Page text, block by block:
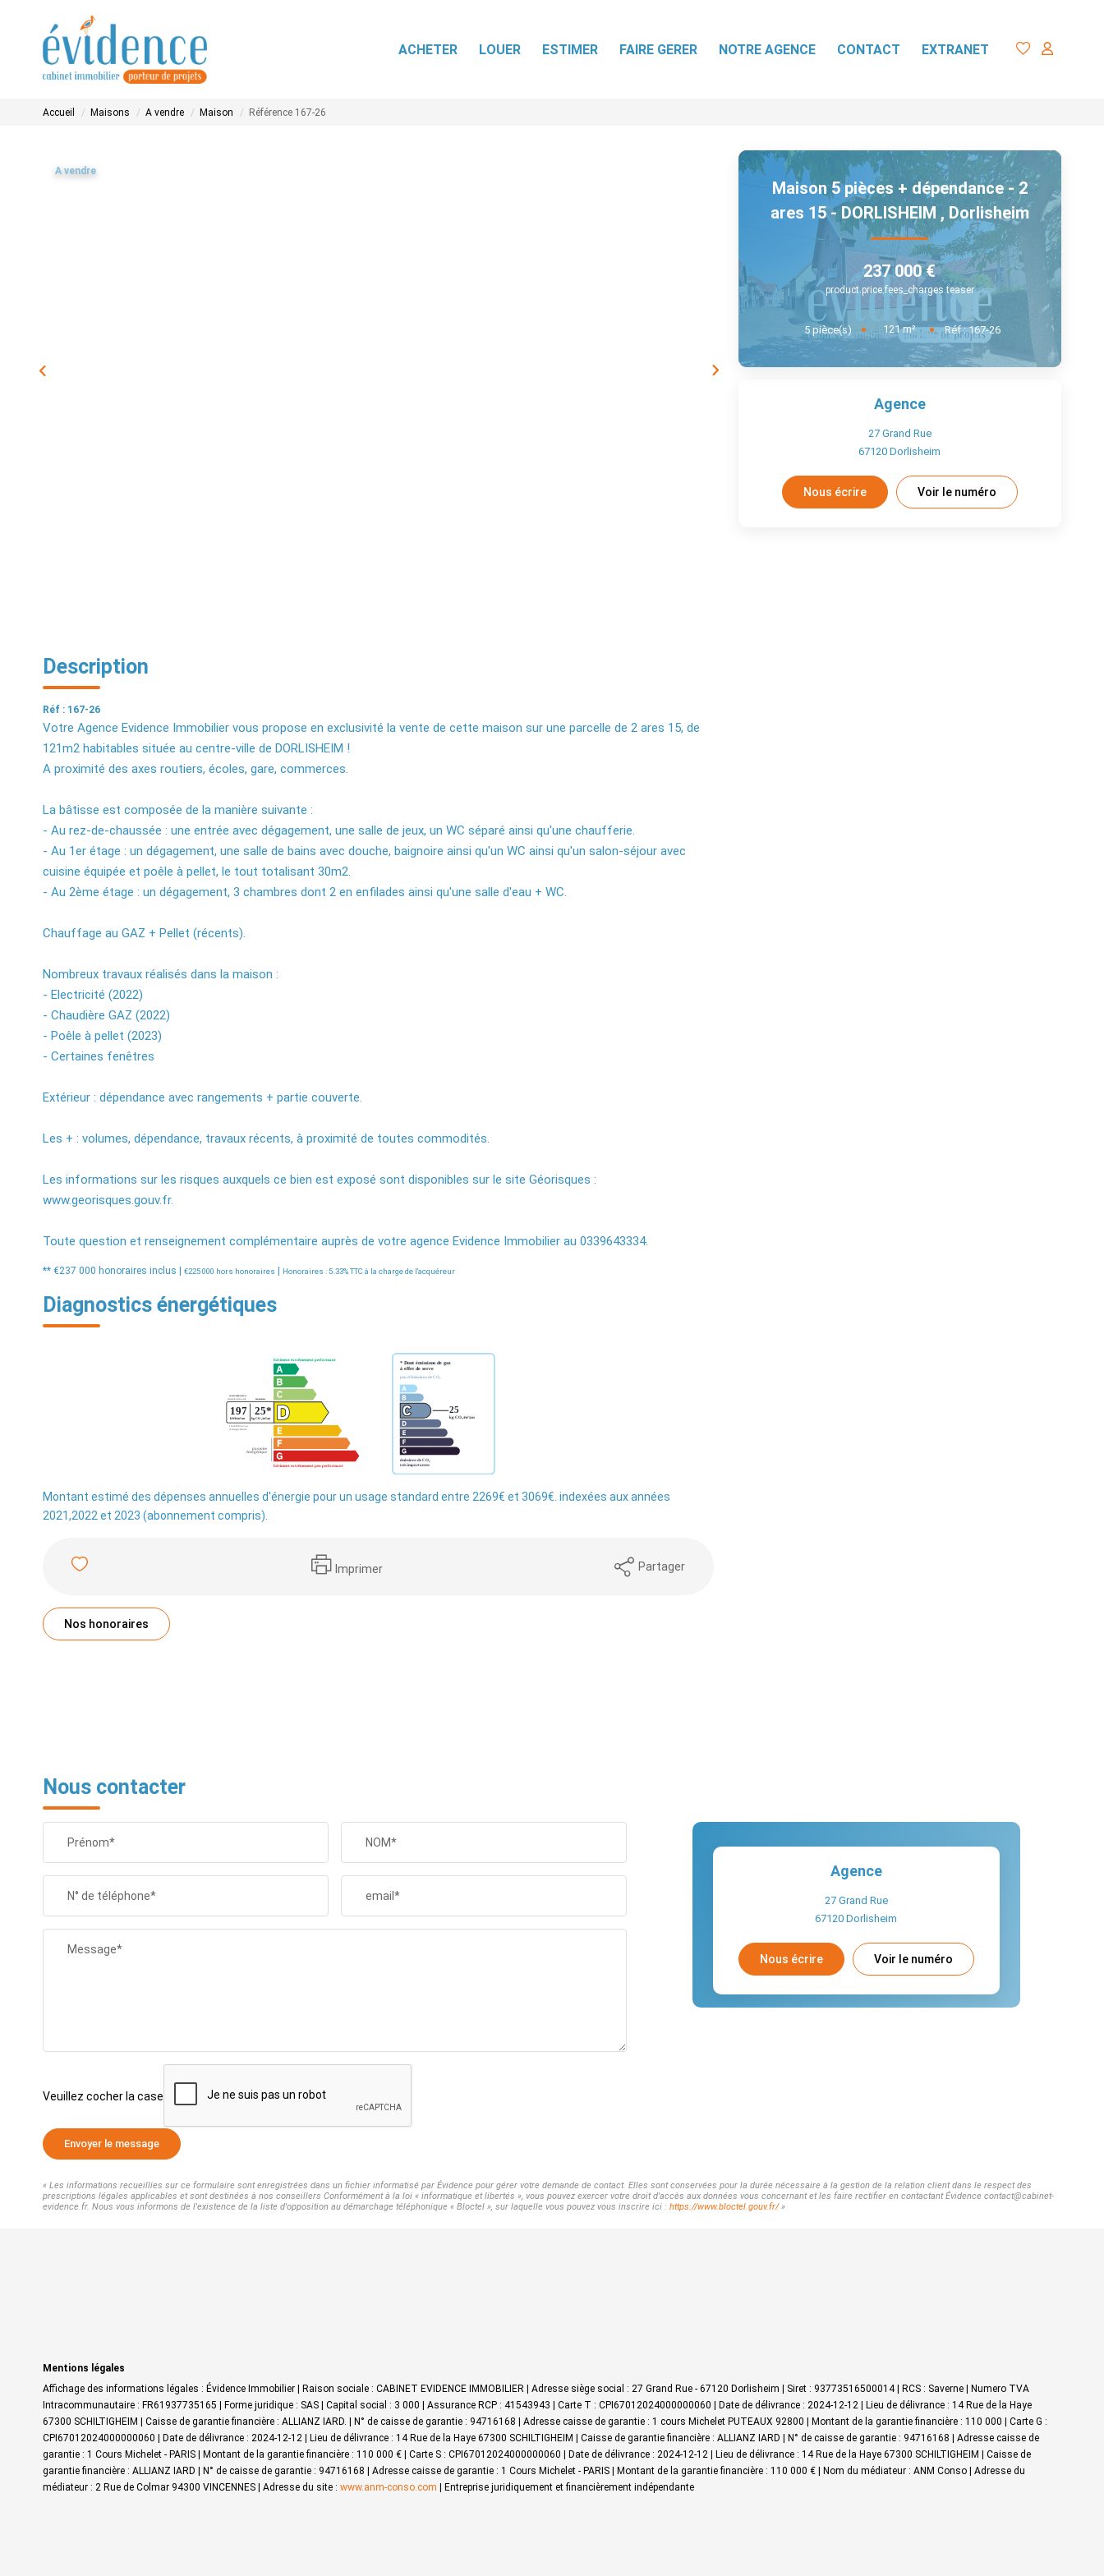
ACHETER LOUER ESTIMER FAIRE GERER NOTRE AGENCE CONTACT EXTRANET
Accueil Maisons A vendre Maison Référence 167-26
A vendre
Description
Réf : 167-26
Votre Agence Evidence Immobilier vous propose en exclusivité la vente de cette maison sur une parcelle de 2 ares 15, de
121m2 habitables située au centre-ville de DORLISHEIM !
A proximité des axes routiers, écoles, gare, commerces.
La bâtisse est composée de la manière suivante :
- Au rez-de-chaussée : une entrée avec dégagement, une salle de jeux, un WC séparé ainsi qu'une chaufferie.
- Au 1er étage : un dégagement, une salle de bains avec douche, baignoire ainsi qu'un WC ainsi qu'un salon-séjour avec
cuisine équipée et poêle à pellet, le tout totalisant 30m2.
- Au 2ème étage : un dégagement, 3 chambres dont 2 en enfilades ainsi qu'une salle d'eau + WC.
Chauffage au GAZ + Pellet (récents).
Nombreux travaux réalisés dans la maison :
- Electricité (2022)
- Chaudière GAZ (2022)
- Poêle à pellet (2023)
- Certaines fenêtres
Extérieur : dépendance avec rangements + partie couverte.
Les + : volumes, dépendance, travaux récents, à proximité de toutes commodités.
Les informations sur les risques auxquels ce bien est exposé sont disponibles sur le site Géorisques :
www.georisques.gouv.fr.
Toute question et renseignement complémentaire auprès de votre agence Evidence Immobilier au 0339643334.
** €237 000 honoraires inclus €225 000 hors honoraires Honoraires : 5.33% TTC à la charge de l'acquéreur
Diagnostics énergétiques
Montant estimé des dépenses annuelles d'énergie pour un usage standard entre 2269€ et 3069€. indexées aux années
2021,2022 et 2023 (abonnement compris).
Imprimer Partager
Nos honoraires
Maison 5 pièces + dépendance - 2
ares 15 - DORLISHEIM , Dorlisheim
237 000 €
product.price.fees_charges.teaser
5 pièce(s) 121m² Réf :167-26
Agence
27 Grand Rue
67120Dorlisheim
Nous écrire Voir le numéro
Nous contacter
Prénom* NOM*
N° de téléphone* email*
Message*
Veuillez cocher la case
Envoyer le message
Agence
27 Grand Rue
67120Dorlisheim
Nous écrire Voir le numéro
« Les informations recueillies sur ce formulaire sont enregistrées dans un fichier informatisé par Évidence pour gérer votre demande de contact. Elles sont conservées pour la durée nécessaire à la gestion de la relation client dans le respect des
prescriptions légales applicables et sont destinées à nos conseillers Conformément à la loi « informatique et libertés », vous pouvez exercer votre droit d'accès aux données vous concernant et les faire rectifier en contactant Évidence contact@cabinet-
evidence.fr. Nous vous informons de l'existence de la liste d'opposition au démarchage téléphonique « Bloctel », sur laquelle vous pouvez vous inscrire ici : https://www.bloctel.gouv.fr/»
Mentions légales
Affichage des informations légales : Évidence Immobilier | Raison sociale : CABINET EVIDENCE IMMOBILIER | Adresse siège social : 27 Grand Rue - 67120 Dorlisheim | Siret : 93773516500014 | RCS : Saverne | Numero TVA
Intracommunautaire : FR61937735165 | Forme juridique : SAS | Capital social : 3 000 | Assurance RCP : 41543943 | Carte T : CPI67012024000000060 | Date de délivrance : 2024-12-12 | Lieu de délivrance : 14 Rue de la Haye
67300 SCHILTIGHEIM | Caisse de garantie financière : ALLIANZ IARD. | N° de caisse de garantie : 94716168 | Adresse caisse de garantie : 1 cours Michelet PUTEAUX 92800 | Montant de la garantie financière : 110 000 | Carte G :
CPI67012024000000060 | Date de délivrance : 2024-12-12 | Lieu de délivrance : 14 Rue de la Haye 67300 SCHILTIGHEIM | Caisse de garantie financière : ALLIANZ IARD | N° de caisse de garantie : 94716168 | Adresse caisse de
garantie : 1 Cours Michelet - PARIS | Montant de la garantie financière : 110 000 € | Carte S : CPI67012024000000060 | Date de délivrance : 2024-12-12 | Lieu de délivrance : 14 Rue de la Haye 67300 SCHILTIGHEIM | Caisse de
garantie financière : ALLIANZ IARD | N° de caisse de garantie : 94716168 | Adresse caisse de garantie : 1 Cours Michelet - PARIS | Montant de la garantie financière : 110 000 € | Nom du médiateur : ANM Conso | Adresse du
médiateur : 2 Rue de Colmar 94300 VINCENNES | Adresse du site : www.anm-conso.com Entreprise juridiquement et financièrement indépendante